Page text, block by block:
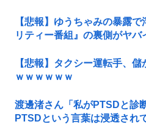
【悲報】ゆうちゃみの暴露
リティー番組』の裏側がヤバ
【悲報】タクシー運転手、
ｗｗｗｗｗｗ
渡邊渚さん「私がPTSDと診
PTSDという言葉は浸透され